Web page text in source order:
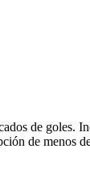
de goles.
de menos